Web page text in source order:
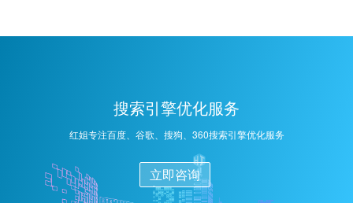
索引擎理解和索引，进而吸引更多的潜在用户，增加网
础。2、内容优化：创建高质量、原创内容，确保内容与
关键词紧密相关，满足用户需求。3、技术优化：优化网
引擎爬虫能顺畅抓取。
搜索引擎优化服务
红姐专注百度、谷歌、搜狗、360搜索引擎优化服务
立即咨询